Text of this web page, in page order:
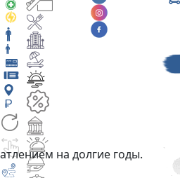
на долгие годы.